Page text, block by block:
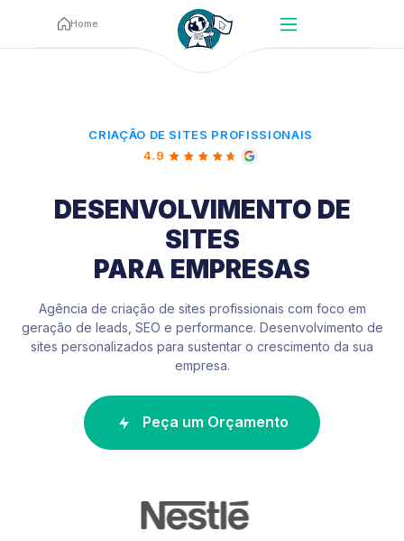
Home
CRIAÇÃO DE SITES PROFISSIONAIS
4.9
DESENVOLVIMENTO DE
SITES
PARA EMPRESAS
Agência de criação de sites profissionais com foco em
geração de leads, SEO e performance. Desenvolvimento de
sites personalizados para sustentar o crescimento da sua
empresa.
Peça um Orçamento